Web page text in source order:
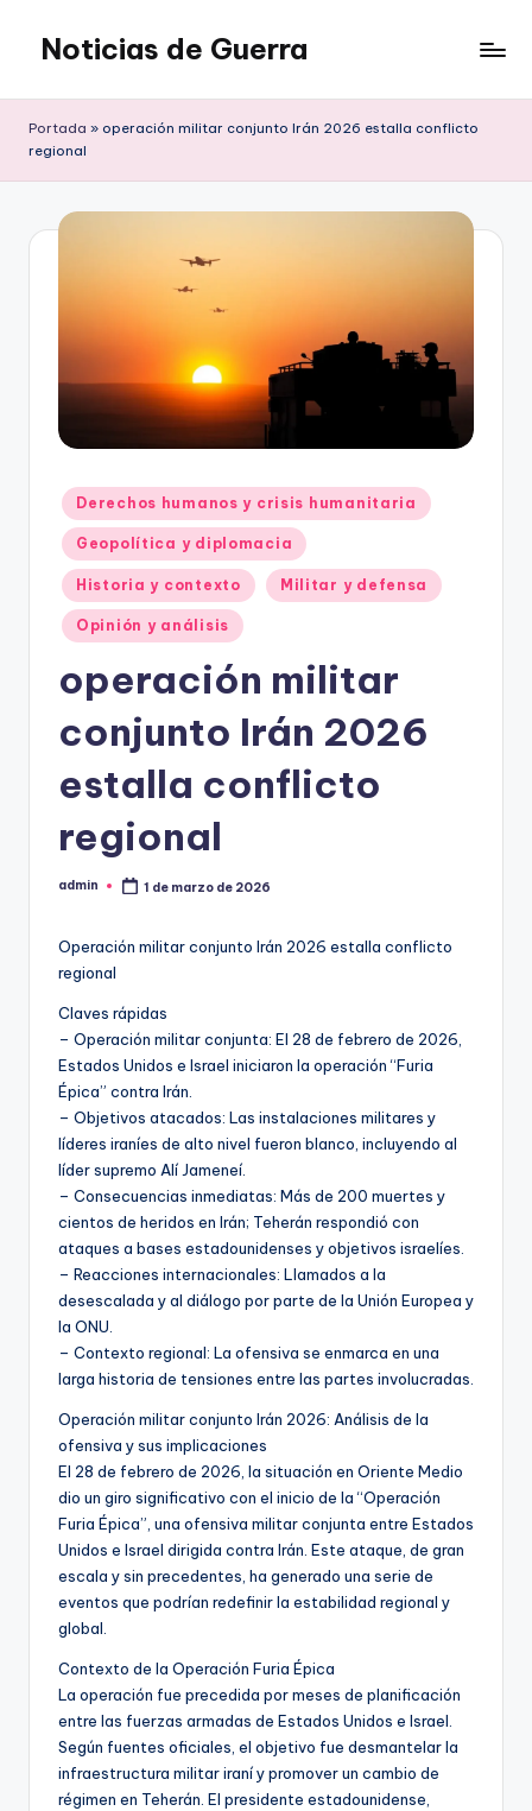
Saltar
contenido
Noticias de Guerra
Portada » operación militar conjunto Irán 2026 estalla conflicto
regional
Publicado
en
Derechos humanos y crisis humanitaria
Geopolítica y diplomacia
Historia y contexto Militar y defensa
Opinión y análisis
operación militar
conjunto Irán 2026
estalla conflicto
regional
Publicado
admin 1 de marzo de 2026
Operación militar conjunto Irán 2026 estalla conflicto
regional
Claves rápidas
– Operación militar conjunta: El 28 de febrero de 2026,
Estados Unidos e Israel iniciaron la operación “Furia
Épica” contra Irán.
– Objetivos atacados: Las instalaciones militares y
líderes iraníes de alto nivel fueron blanco, incluyendo al
líder supremo Alí Jameneí.
– Consecuencias inmediatas: Más de 200 muertes y
cientos de heridos en Irán; Teherán respondió con
ataques a bases estadounidenses y objetivos israelíes.
– Reacciones internacionales: Llamados a la
desescalada y al diálogo por parte de la Unión Europea y
la ONU.
– Contexto regional: La ofensiva se enmarca en una
larga historia de tensiones entre las partes involucradas.
Operación militar conjunto Irán 2026: Análisis de la
ofensiva y sus implicaciones
El 28 de febrero de 2026, la situación en Oriente Medio
dio un giro significativo con el inicio de la “Operación
Furia Épica”, una ofensiva militar conjunta entre Estados
Unidos e Israel dirigida contra Irán. Este ataque, de gran
escala y sin precedentes, ha generado una serie de
eventos que podrían redefinir la estabilidad regional y
global.
Contexto de la Operación Furia Épica
La operación fue precedida por meses de planificación
entre las fuerzas armadas de Estados Unidos e Israel.
Según fuentes oficiales, el objetivo fue desmantelar la
infraestructura militar iraní y promover un cambio de
régimen en Teherán. El presidente estadounidense,